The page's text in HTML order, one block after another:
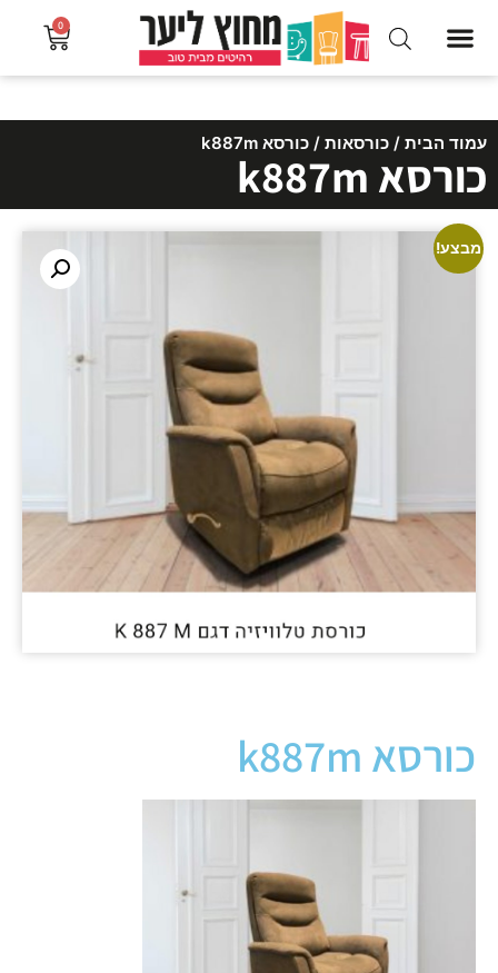
0
עמוד הבית / כורסאות / כורסא k887m
כורסא k887m
מבצע!
כורסא k887m